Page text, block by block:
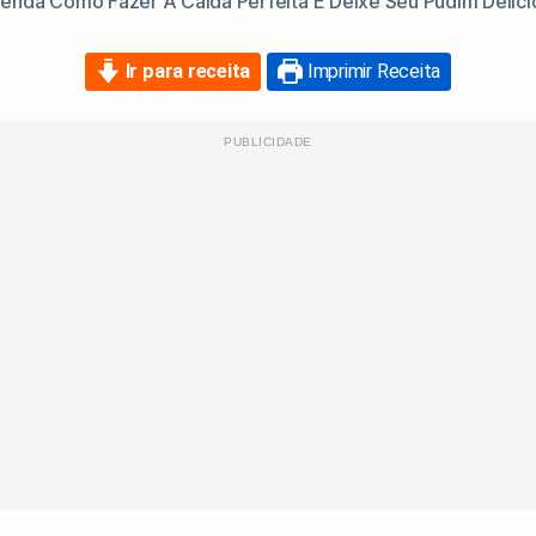
Ir para receita Imprimir Receita